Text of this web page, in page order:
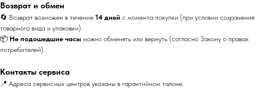
Возврат и обмен
🔄 Возврат возможен в течение 14 дней с момента покупки (при условии сохранения
товарного вида и упаковки).
📦 Не подошедшие часы можно обменять или вернуть (согласно Закону о правах
потребителей).
Контакты сервиса
📍 Адреса сервисных центров указаны в гарантийном талоне.